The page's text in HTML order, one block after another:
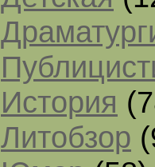
История
Литобзор